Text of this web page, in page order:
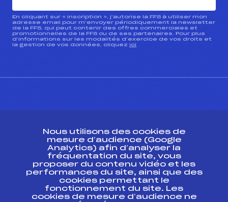
En cliquant sur « inscription », j’autorise la FFS à utiliser mon
adresse email pour m’envoyer périodiquement la newsletter
de la FFS, qui peut contenir des offres commerciales et
promotionnelles de la FFS ou de ses partenaires. Pour plus
d’informations sur les modalités d’exercice de vos droits et
la gestion de vos données, cliquez ici
ESPACE PRESSE
Ressources
Pass’Neige
Projet sportif fédéral
Projet de performance fédéral
Nous utilisons des cookies de
mesure d’audience (Google
Analytics) afin d’analyser la
fréquentation du site, vous
proposer du contenu vidéo et les
performances du site, ainsi que des
cookies permettant le
fonctionnement du site. Les
cookies de mesure d’audience ne